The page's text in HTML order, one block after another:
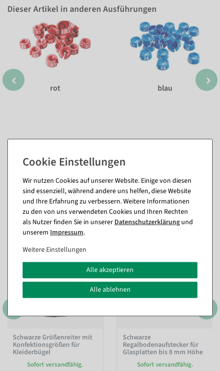
Dieser Artikel in anderen Ausführungen
rot blau
Passende Artikel zu diesem Produkt
(8)
Schwarze Größenreiter mit
Konfektionsgrößen für
Kleiderbügel
Sofort versandfähig.
Schwarze
Regalbodenaufstecker für
Glasplatten bis 8 mm Höhe
Sofort versandfähig.
Wir nutzen Cookies auf unserer Website. Einige von diesen
sind essenziell, während andere uns helfen, diese Website
und Ihre Erfahrung zu verbessern. Weitere Informationen
zu den von uns verwendeten Cookies und Ihren Rechten
als Nutzer finden Sie in unsererDaten­schutz­erklärung und
unserem Impressum.
Weitere Einstellungen
Alle akzeptieren
Alle ablehnen